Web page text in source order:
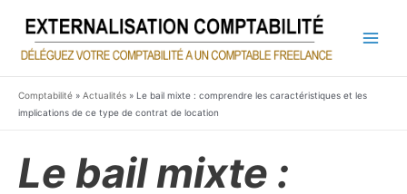
contenu
Comptabilité » Actualités » Le bail mixte : comprendre les caractéristiques et les
implications de ce type de contrat de location
Le bail mixte :